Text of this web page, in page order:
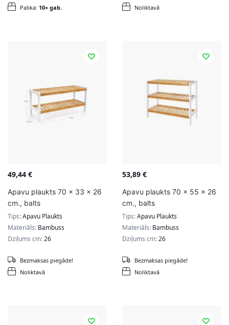
Palika: 10+ gab. Noliktavā
49,44 €
Apavu plaukts 70 x 33 x 26
cm., balts
Tips:Apavu Plaukts
Materiāls: Bambuss
Dziļums cm:26
Noliktavā
Bezmaksas piegāde!
53,89 €
Apavu plaukts 70 x 55 x 26
cm., balts
Tips:Apavu Plaukts
Materiāls: Bambuss
Dziļums cm:26
Noliktavā
Bezmaksas piegāde!